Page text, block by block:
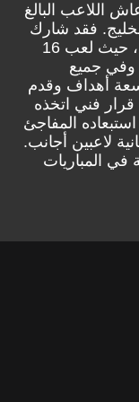
اللاعب البالغ
الخليج. فقد شارك
بانتظام خلال النصف الأول من الموسم، حيث لعب 16
وفي جميع
وسجل تسعة أهداف وقدم
فني اتخذه
المفاجئ
لاعبين أجانب.
في المباريات